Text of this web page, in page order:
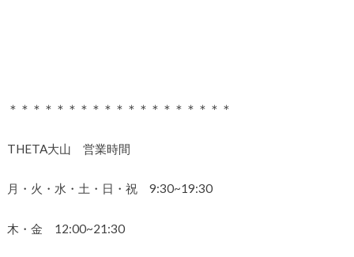
＊＊＊＊＊＊＊＊＊＊＊＊＊＊＊＊＊＊＊
THETA大山 営業時間
月・火・水・土・日・祝 9:30~19:30
木・金 12:00~21:30